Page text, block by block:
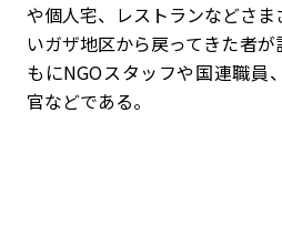
や個人宅、レストランなどさ
いガザ地区から戻ってきた者
もにNGOスタッフや国連職員
官などである。